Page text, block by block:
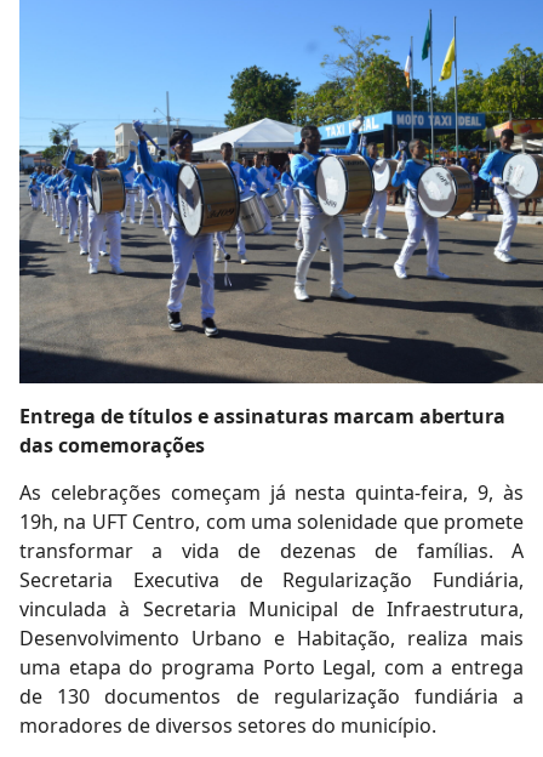
Entrega de títulos e assinaturas marcam abertura
das comemorações
As celebrações começam já nesta quinta-feira, 9, às
19h, na UFT Centro, com uma solenidade que promete
transformar a vida de dezenas de famílias. A
Secretaria Executiva de Regularização Fundiária,
vinculada à Secretaria Municipal de Infraestrutura,
Desenvolvimento Urbano e Habitação, realiza mais
uma etapa do programa Porto Legal, com a entrega
de 130 documentos de regularização fundiária a
moradores de diversos setores do município.